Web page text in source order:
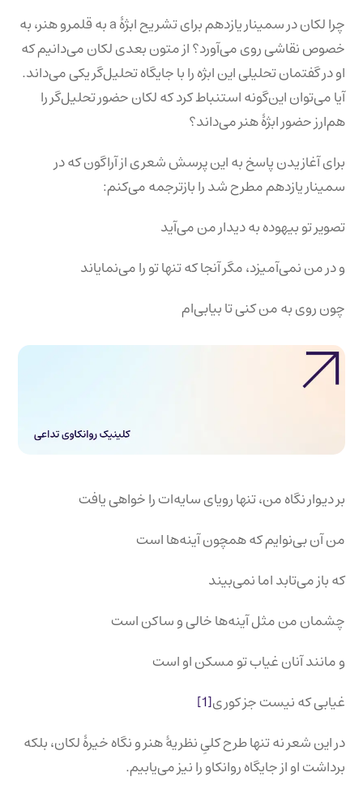
چرا لکان در سمینار یازدهم برای تشریح ابژۀ a به قلمرو هنر، به
خصوص نقاشی روی می‌آورد؟ از متون بعدی لکان می‌دانیم که
او در گفتمان تحلیلی این ابژه را با جایگاه تحلیل‌گر یکی می‌داند.
آیا می‌توان این‌گونه استنباط کرد که لکان حضور تحلیل‌گر را
هم‌ارز حضور ابژۀ هنر می‌داند؟
برای آغازیدن پاسخ به این پرسش شعری از آراگون که در
سمینار یازدهم مطرح شد را بازترجمه می‌کنم:
تصویر تو بیهوده به دیدار من می‌آید
و در من نمی‌آمیزد، مگر آنجا که تنها تو را می‌نمایاند
چون روی به من کنی تا بیابی‌ام
بر دیوار نگاه من، تنها رویای سایه‌ات را خواهی یافت
من آن بی‌نوایم که همچون آینه‌ها است
که باز می‌تابد اما نمی‌بیند
چشمان من مثل آینه‌ها خالی و ساکن است
و مانند آنان غیاب تو مسکن او است
غیابی که نیست جز کوری[1]
در این شعر نه تنها طرح کلیِ نظریۀ هنر و نگاه خیرۀ لکان، بلکه
برداشت او از جایگاه روانکاو را نیز می‌یابیم.